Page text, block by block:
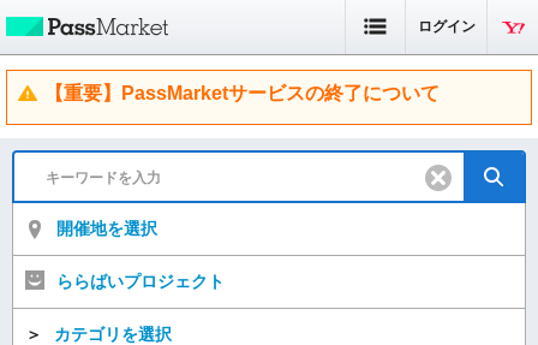
ログイン
【重要】PassMarketサービスの終了について
開催地を選択
ららばいプロジェクト
＞ カテゴリを選択